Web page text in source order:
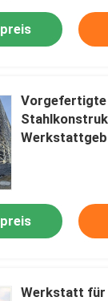
Werkstatt
Vorgefertigte
Werkstatt für